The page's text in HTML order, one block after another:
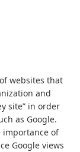
websites that
and
site” in order
as Google.
importance of
Google views